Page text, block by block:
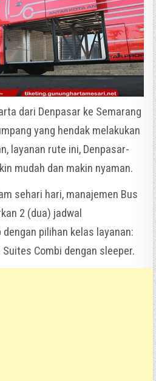
dari Denpasar ke Semarang
yang hendak melakukan
layanan rute ini, Denpasar-
mudah dan makin nyaman.
sehari hari, manajemen Bus
2 (dua) jadwal
pilihan kelas layanan:
Combi dengan sleeper.